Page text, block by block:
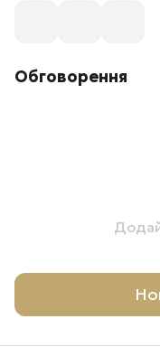
Обговорення